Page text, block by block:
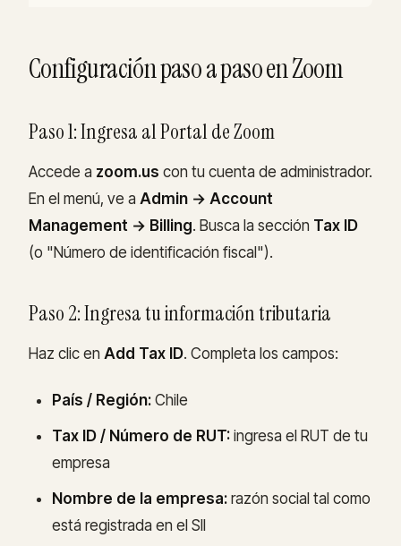
Configuración paso a paso en Zoom
Paso 1: Ingresa al Portal de Zoom
Accede a zoom.us con tu cuenta de administrador.
En el menú, ve a Admin → Account
Management → Billing. Busca la sección Tax ID
(o "Número de identificación fiscal").
Paso 2: Ingresa tu información tributaria
Haz clic en Add Tax ID. Completa los campos:
País / Región: Chile
Tax ID / Número de RUT: ingresa el RUT de tu
empresa
Nombre de la empresa: razón social tal como
está registrada en el SII